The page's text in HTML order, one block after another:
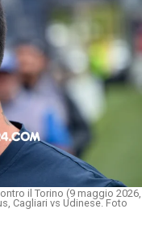
il Torino (9 maggio 2026,
Cagliari vs Udinese. Foto